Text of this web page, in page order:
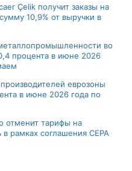
Çelik получит заказы на
10,9% от выручки в
во
процента в июне 2026
еврозоны
в июне 2026 года по
отменит тарифы на
рамках соглашения CEPA